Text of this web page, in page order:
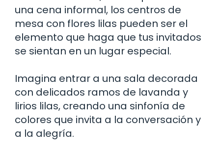
una cena informal, los centros de
mesa con flores lilas pueden ser el
elemento que haga que tus invitados
se sientan en un lugar especial.
Imagina entrar a una sala decorada
con delicados ramos de lavanda y
lirios lilas, creando una sinfonía de
colores que invita a la conversación y
a la alegría.